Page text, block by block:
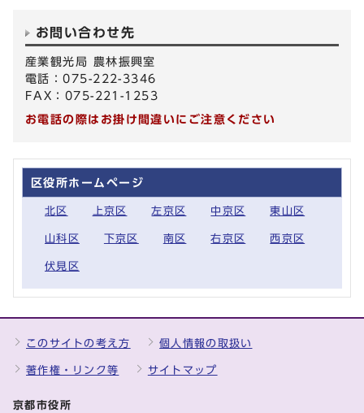
お問い合わせ先
産業観光局 農林振興室
電話：075-222-3346
FAX：075-221-1253
お電話の際はお掛け間違いにご注意ください
区役所ホームページ
北区 上京区 左京区 中京区 東山区
山科区 下京区 南区 右京区 西京区
伏見区
このサイトの考え方 個人情報の取扱い
著作権・リンク等 サイトマップ
京都市役所